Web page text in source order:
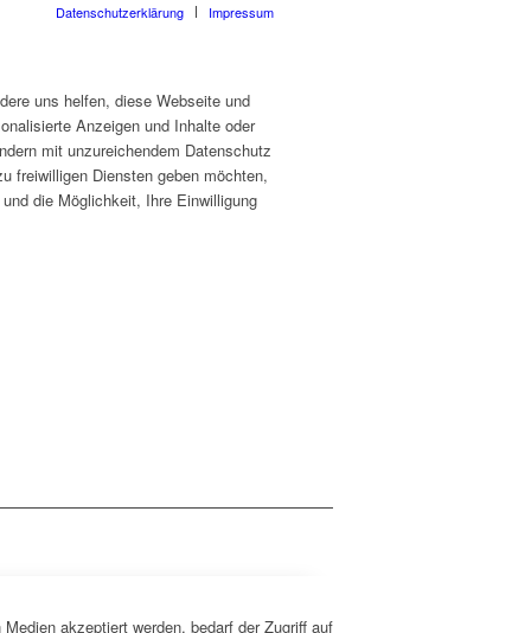
Datenschutzerklärung Impressum
uns helfen, diese Webseite und
Anzeigen und Inhalte oder
mit unzureichendem Datenschutz
freiwilligen Diensten geben möchten,
die Möglichkeit, Ihre Einwilligung
akzeptiert werden, bedarf der Zugriff auf